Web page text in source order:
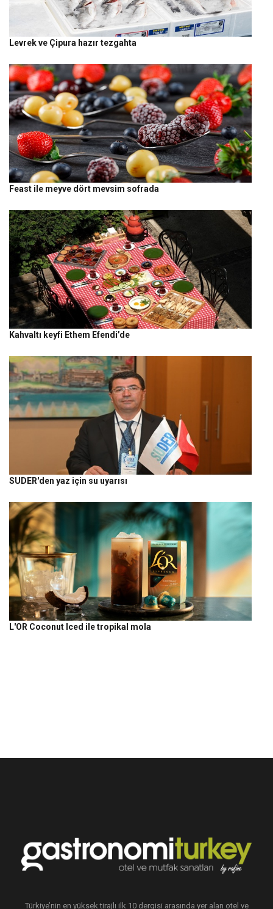
Levrek ve Çipura hazır tezgahta
Feast ile meyve dört mevsim sofrada
Kahvaltı keyfi Ethem Efendi’de
SUDER'den yaz için su uyarısı
L'OR Coconut Iced ile tropikal mola
Türkiye’nin en yüksek tirajlı ilk 10 dergisi arasında yer alan otel ve